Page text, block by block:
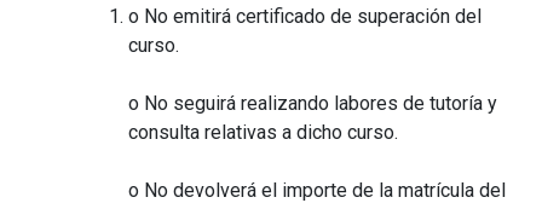
o No emitirá certificado de superación del
curso.
o No seguirá realizando labores de tutoría y
consulta relativas a dicho curso.
o No devolverá el importe de la matrícula del